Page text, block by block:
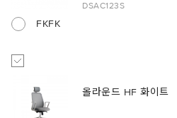
DSAC123S
FKFK
올라운드 HF 화이트